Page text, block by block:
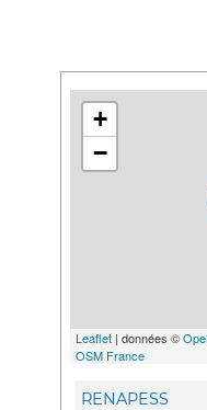
+
−
Leaflet | données ©
OSM France
RENAPESS